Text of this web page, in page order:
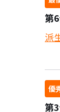
第
派
優
第